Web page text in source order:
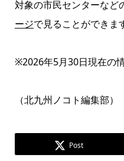
対象の市民センターなど
ージで見ることができま
※2026年5月30日現在の
（北九州ノコト編集部）
Post